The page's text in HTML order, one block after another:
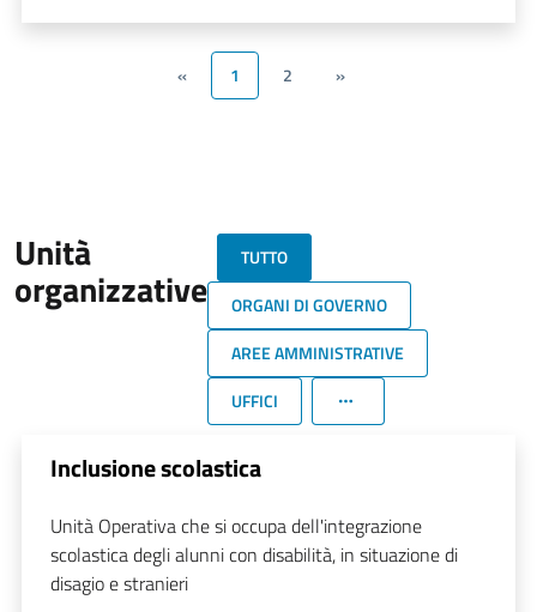
« 1 2 »
Unità
organizzative
TUTTO
ORGANI DI GOVERNO
AREE AMMINISTRATIVE
UFFICI
Inclusione scolastica
Unità Operativa che si occupa dell'integrazione
scolastica degli alunni con disabilità, in situazione di
disagio e stranieri